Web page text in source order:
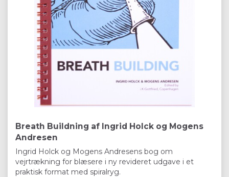
Breath Buildning af Ingrid Holck og Mogens
Andresen
Ingrid Holck og Mogens Andresens bog om
vejrtrækning for blæsere i ny revideret udgave i et
praktisk format med spiralryg.